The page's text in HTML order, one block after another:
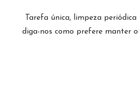
Tarefa única, limpeza
diga-nos como prefere manter